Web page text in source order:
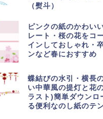
（熨斗）
ピンクの紙のかわい
レート・桜の花をコ
インしておしゃれ・
ンなど春におすすめ
蝶結びの水引・横長
い中華風の提灯と花
ラスト)簡単ダウンロ
る便利なのし紙のテ